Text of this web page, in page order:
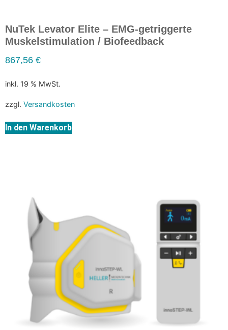
NuTek Levator Elite – EMG-getriggerte
Muskelstimulation / Biofeedback
867,56 €
inkl. 19 % MwSt.
zzgl. Versandkosten
In den Warenkorb